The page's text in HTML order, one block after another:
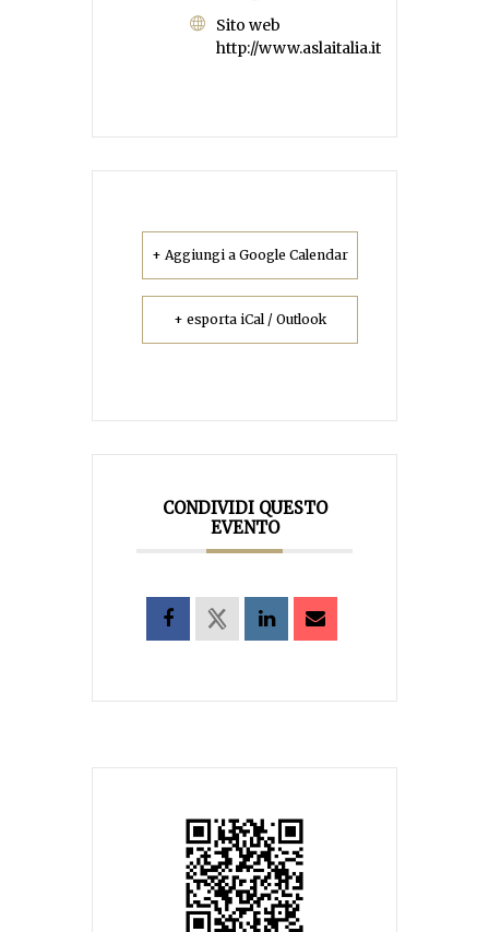
Sito web
http://www.aslaitalia.it
+ Aggiungi a Google Calendar
+ esporta iCal / Outlook
CONDIVIDI QUESTO
EVENTO